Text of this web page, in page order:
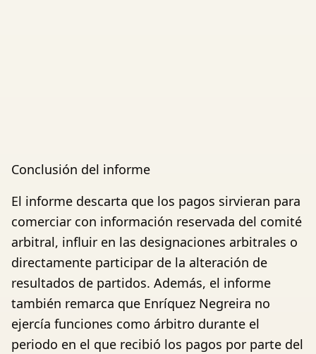
Conclusión del informe
El informe descarta que los pagos sirvieran para
comerciar con información reservada del comité
arbitral, influir en las designaciones arbitrales o
directamente participar de la alteración de
resultados de partidos. Además, el informe
también remarca que Enríquez Negreira no
ejercía funciones como árbitro durante el
periodo en el que recibió los pagos por parte del